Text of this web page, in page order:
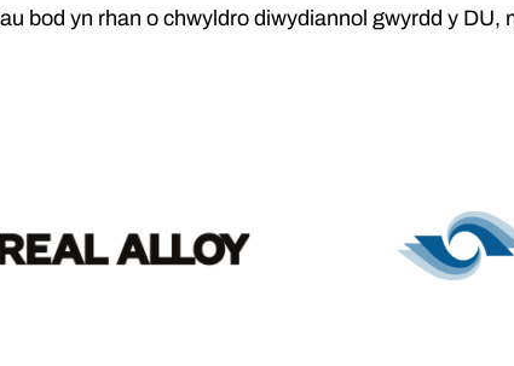
bod yn rhan o chwyldro diwydiannol gwyrdd y